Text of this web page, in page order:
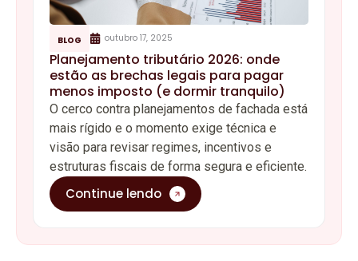
BLOG outubro 17, 2025
Planejamento tributário 2026: onde
estão as brechas legais para pagar
menos imposto (e dormir tranquilo)
O cerco contra planejamentos de fachada está
mais rígido e o momento exige técnica e
visão para revisar regimes, incentivos e
estruturas fiscais de forma segura e eficiente.
Continue lendo